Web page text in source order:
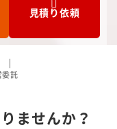
見積り依頼
託
ませんか？